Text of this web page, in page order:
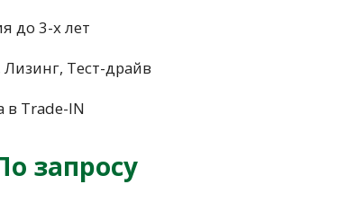
до 3-х лет
Тест-драйв
в Trade-IN
запросу